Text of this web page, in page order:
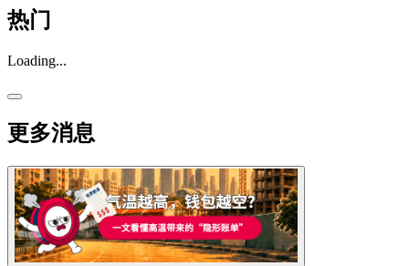
热门
Loading...
更多消息